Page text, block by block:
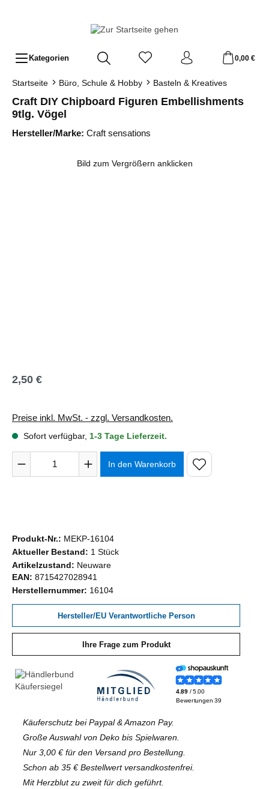
Kategorien 0,00 €
Startseite Büro, Schule & Hobby Basteln & Kreatives
Craft DIY Chipboard Figuren Embellishments
9tlg. Vögel
Hersteller/Marke: Craft sensations
Bild zum Vergrößern anklicken
Regulärer Preis:
2,50 €
Preise inkl. MwSt. - zzgl. Versandkosten.
Sofort verfügbar, 1-3 Tage Lieferzeit.
Produkt Anzahl: Gib den gewünschten Wert ein oder
In den Warenkorb
Produkt-Nr.: MEKP-16104
Aktueller Bestand: 1 Stück
Artikelzustand: Neuware
EAN: 8715427028941
Herstellernummer: 16104
Hersteller/EU Verantwortliche Person
Ihre Frage zum Produkt
Käuferschutz bei Paypal & Amazon Pay.
Große Auswahl von Deko bis Spielwaren.
Nur 3,00 € für den Versand pro Bestellung.
Schon ab 35 € Bestellwert versandkostenfrei.
Mit Herzblut zu zweit für dich geführt.